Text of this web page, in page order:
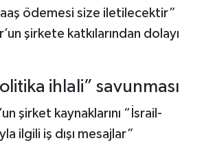
ödemesi size iletilecektir”
şirkete katkılarından dolayı
ihlali” savunması
şirket kaynaklarını “İsrail-
ilgili iş dışı mesajlar”